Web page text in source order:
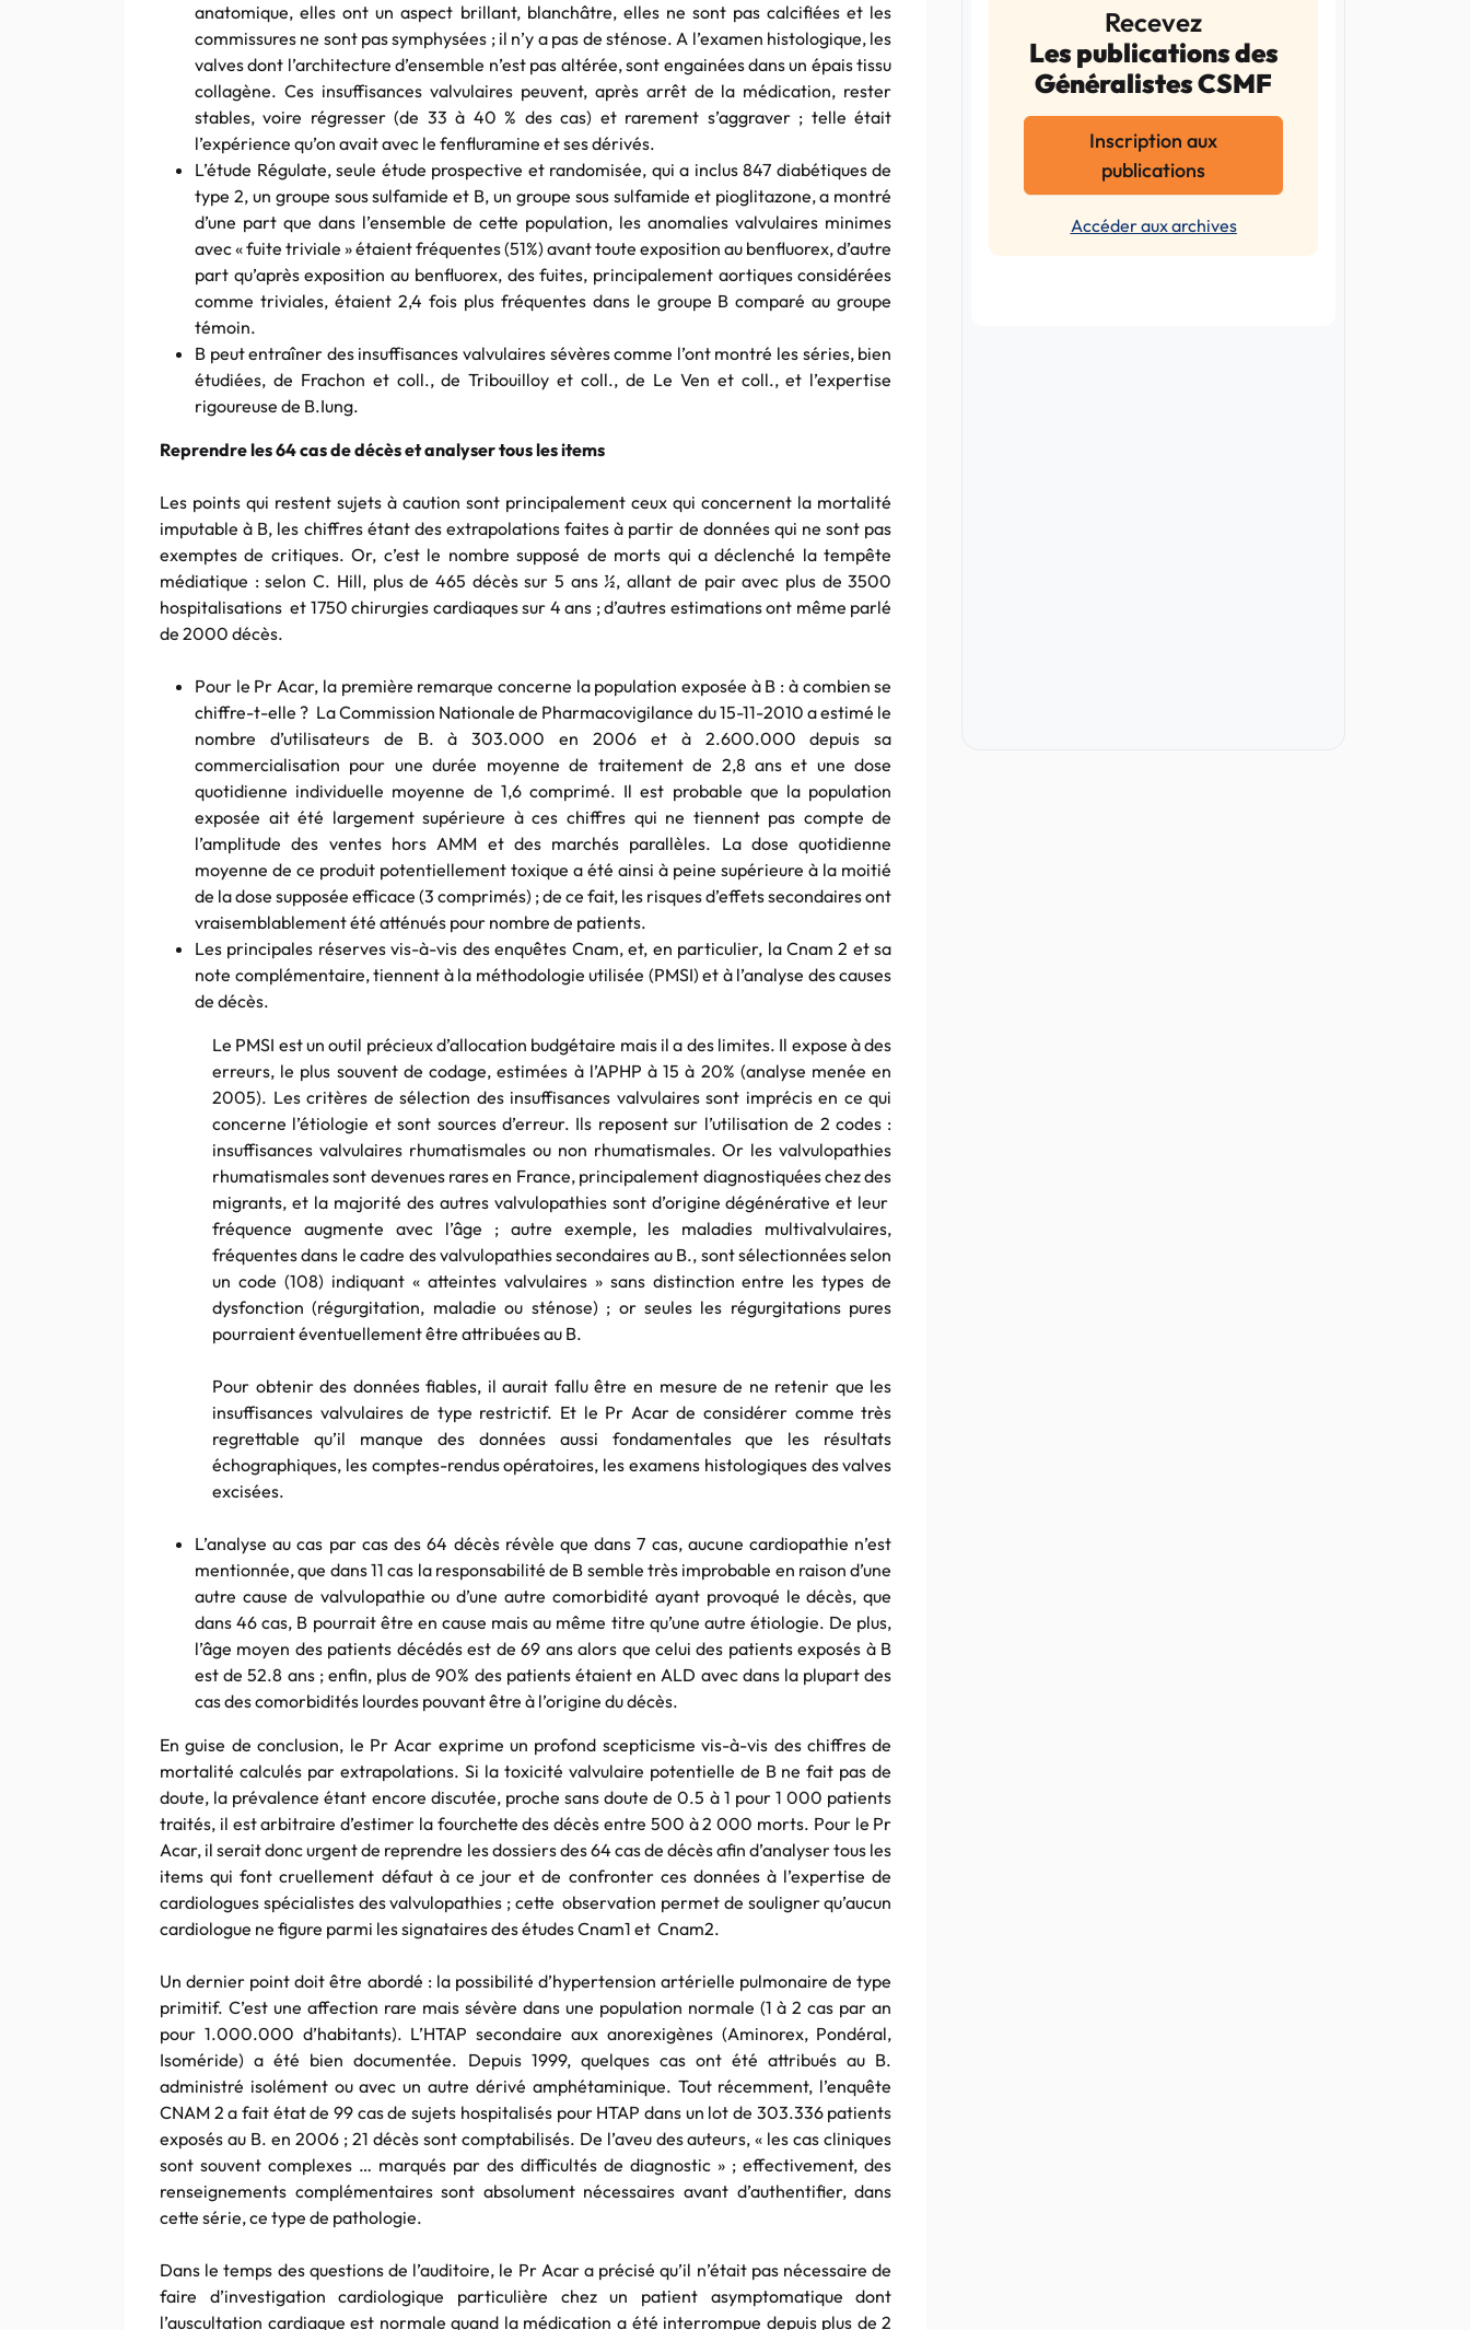
anatomique, elles ont un aspect brillant, blanchâtre, elles ne sont pas calcifiées et les
commissures ne sont pas symphysées ; il n’y a pas de sténose. A l’examen histologique, les
valves dont l’architecture d’ensemble n’est pas altérée, sont engainées dans un épais tissu
collagène. Ces insuffisances valvulaires peuvent, après arrêt de la médication, rester
stables, voire régresser (de 33 à 40 % des cas) et rarement s’aggraver ; telle était
l’expérience qu’on avait avec le fenfluramine et ses dérivés.
L’étude Régulate, seule étude prospective et randomisée, qui a inclus 847 diabétiques de
type 2, un groupe sous sulfamide et B, un groupe sous sulfamide et pioglitazone, a montré
d’une part que dans l’ensemble de cette population, les anomalies valvulaires minimes
avec « fuite triviale » étaient fréquentes (51%) avant toute exposition au benfluorex, d’autre
part qu’après exposition au benfluorex, des fuites, principalement aortiques considérées
comme triviales, étaient 2,4 fois plus fréquentes dans le groupe B comparé au groupe
témoin.
B peut entraîner des insuffisances valvulaires sévères comme l’ont montré les séries, bien
étudiées, de Frachon et coll., de Tribouilloy et coll., de Le Ven et coll., et l’expertise
rigoureuse de B.Iung.
Reprendre les 64 cas de décès et analyser tous les items
Les points qui restent sujets à caution sont principalement ceux qui concernent la mortalité
imputable à B, les chiffres étant des extrapolations faites à partir de données qui ne sont pas
exemptes de critiques. Or, c’est le nombre supposé de morts qui a déclenché la tempête
médiatique : selon C. Hill, plus de 465 décès sur 5 ans ½, allant de pair avec plus de 3500
hospitalisations et 1750 chirurgies cardiaques sur 4 ans ; d’autres estimations ont même parlé
de 2000 décès.
Pour le Pr Acar, la première remarque concerne la population exposée à B : à combien se
chiffre-t-elle ? La Commission Nationale de Pharmacovigilance du 15-11-2010 a estimé le
nombre d’utilisateurs de B. à 303.000 en 2006 et à 2.600.000 depuis sa
commercialisation pour une durée moyenne de traitement de 2,8 ans et une dose
quotidienne individuelle moyenne de 1,6 comprimé. Il est probable que la population
exposée ait été largement supérieure à ces chiffres qui ne tiennent pas compte de
l’amplitude des ventes hors AMM et des marchés parallèles. La dose quotidienne
moyenne de ce produit potentiellement toxique a été ainsi à peine supérieure à la moitié
de la dose supposée efficace (3 comprimés) ; de ce fait, les risques d’effets secondaires ont
vraisemblablement été atténués pour nombre de patients.
Les principales réserves vis-à-vis des enquêtes Cnam, et, en particulier, la Cnam 2 et sa
note complémentaire, tiennent à la méthodologie utilisée (PMSI) et à l’analyse des causes
de décès.
Le PMSI est un outil précieux d’allocation budgétaire mais il a des limites. Il expose à des
erreurs, le plus souvent de codage, estimées à l’APHP à 15 à 20% (analyse menée en
2005). Les critères de sélection des insuffisances valvulaires sont imprécis en ce qui
concerne l’étiologie et sont sources d’erreur. Ils reposent sur l’utilisation de 2 codes :
insuffisances valvulaires rhumatismales ou non rhumatismales. Or les valvulopathies
rhumatismales sont devenues rares en France, principalement diagnostiquées chez des
migrants, et la majorité des autres valvulopathies sont d’origine dégénérative et leur
fréquence augmente avec l’âge ; autre exemple, les maladies multivalvulaires,
fréquentes dans le cadre des valvulopathies secondaires au B., sont sélectionnées selon
un code (108) indiquant « atteintes valvulaires » sans distinction entre les types de
dysfonction (régurgitation, maladie ou sténose) ; or seules les régurgitations pures
pourraient éventuellement être attribuées au B.
Pour obtenir des données fiables, il aurait fallu être en mesure de ne retenir que les
insuffisances valvulaires de type restrictif. Et le Pr Acar de considérer comme très
regrettable qu’il manque des données aussi fondamentales que les résultats
échographiques, les comptes-rendus opératoires, les examens histologiques des valves
excisées.
L’analyse au cas par cas des 64 décès révèle que dans 7 cas, aucune cardiopathie n’est
mentionnée, que dans 11 cas la responsabilité de B semble très improbable en raison d’une
autre cause de valvulopathie ou d’une autre comorbidité ayant provoqué le décès, que
dans 46 cas, B pourrait être en cause mais au même titre qu’une autre étiologie. De plus,
l’âge moyen des patients décédés est de 69 ans alors que celui des patients exposés à B
est de 52.8 ans ; enfin, plus de 90% des patients étaient en ALD avec dans la plupart des
cas des comorbidités lourdes pouvant être à l’origine du décès.
En guise de conclusion, le Pr Acar exprime un profond scepticisme vis-à-vis des chiffres de
mortalité calculés par extrapolations. Si la toxicité valvulaire potentielle de B ne fait pas de
doute, la prévalence étant encore discutée, proche sans doute de 0.5 à 1 pour 1 000 patients
traités, il est arbitraire d’estimer la fourchette des décès entre 500 à 2 000 morts. Pour le Pr
Acar, il serait donc urgent de reprendre les dossiers des 64 cas de décès afin d’analyser tous les
items qui font cruellement défaut à ce jour et de confronter ces données à l’expertise de
cardiologues spécialistes des valvulopathies ; cette observation permet de souligner qu’aucun
cardiologue ne figure parmi les signataires des études Cnam1 et Cnam2.
Un dernier point doit être abordé : la possibilité d’hypertension artérielle pulmonaire de type
primitif. C’est une affection rare mais sévère dans une population normale (1 à 2 cas par an
pour 1.000.000 d’habitants). L’HTAP secondaire aux anorexigènes (Aminorex, Pondéral,
Isoméride) a été bien documentée. Depuis 1999, quelques cas ont été attribués au B.
administré isolément ou avec un autre dérivé amphétaminique. Tout récemment, l’enquête
CNAM 2 a fait état de 99 cas de sujets hospitalisés pour HTAP dans un lot de 303.336 patients
exposés au B. en 2006 ; 21 décès sont comptabilisés. De l’aveu des auteurs, « les cas cliniques
sont souvent complexes … marqués par des difficultés de diagnostic » ; effectivement, des
renseignements complémentaires sont absolument nécessaires avant d’authentifier, dans
cette série, ce type de pathologie.
Dans le temps des questions de l’auditoire, le Pr Acar a précisé qu’il n’était pas nécessaire de
faire d’investigation cardiologique particulière chez un patient asymptomatique dont
l’auscultation cardiaque est normale quand la médication a été interrompue depuis plus de 2
Recevez
Les publications des
Généralistes CSMF
Inscription aux
publications
Accéder aux archives